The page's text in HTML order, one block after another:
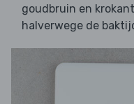
goudbruin en
halverwege de